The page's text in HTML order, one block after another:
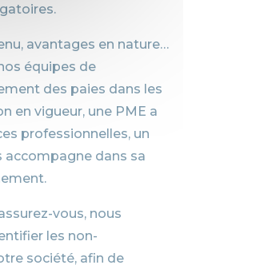
avantages en nature…
équipes de
des paies dans les
en vigueur, une PME a
professionnelles, un
dans sa
vous, nous
les non-
société, afin de